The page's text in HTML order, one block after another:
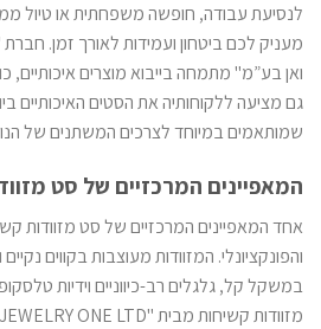
לנסיעת עבודה, חופשה משפחתית או טיול
ואן בע”מ" מתמחה בייבוא מוצרים איכותיים,
גם מציעה ללקוחותיה את הסטים האיכותיים
שמותאמים במיוחד לצרכים המשתנים של
המאפיינים המרכזיים של סט
אחד המאפיינים המרכזיים של סט מזוודות
והפונקציונלי. המזוודות מעוצבות בקווים
במשקל קל, גלגלים רב-כיווניים וידיות